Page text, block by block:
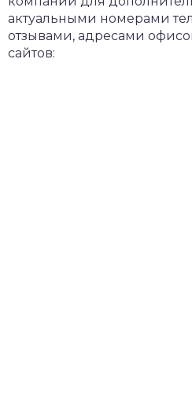
актуальными номерами
отзывами, адресами
сайтов: